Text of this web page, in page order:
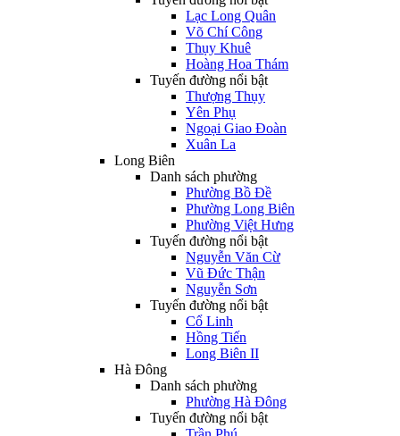
Lạc Long Quân
Võ Chí Công
Thụy Khuê
Hoàng Hoa Thám
Tuyến đường nổi bật
Thượng Thụy
Yên Phụ
Ngoại Giao Đoàn
Xuân La
Long Biên
Danh sách phường
Phường Bồ Đề
Phường Long Biên
Phường Việt Hưng
Tuyến đường nổi bật
Nguyễn Văn Cừ
Vũ Đức Thận
Nguyễn Sơn
Tuyến đường nổi bật
Cổ Linh
Hồng Tiến
Long Biên II
Hà Đông
Danh sách phường
Phường Hà Đông
Tuyến đường nổi bật